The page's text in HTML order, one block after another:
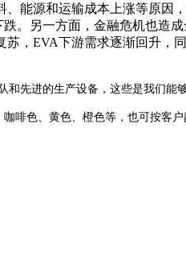
源和运输成本上涨等原因，
。另一方面，金融危机也造
，EVA下游需求逐渐回升，
先进的生产设备，这些是我们能
色、黄色、橙色等，也可按客户